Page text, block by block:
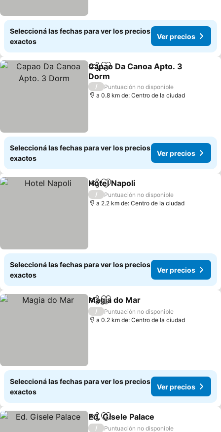
Seleccioná las fechas para ver los precios
exactos
Ver precios
CompartirAñadir a favoritos
Capao Da Canoa Apto. 3
Dorm
/
Puntuación no disponible
a 0.8 km de: Centro de la ciudad
Seleccioná las fechas para ver los precios
exactos
Ver precios
CompartirAñadir a favoritos
Hotel Napoli
/
Puntuación no disponible
a 2.2 km de: Centro de la ciudad
Seleccioná las fechas para ver los precios
exactos
Ver precios
CompartirAñadir a favoritos
Magia do Mar
/
Puntuación no disponible
a 0.2 km de: Centro de la ciudad
Seleccioná las fechas para ver los precios
exactos
Ver precios
CompartirAñadir a favoritos
Ed. Gisele Palace
/
Puntuación no disponible